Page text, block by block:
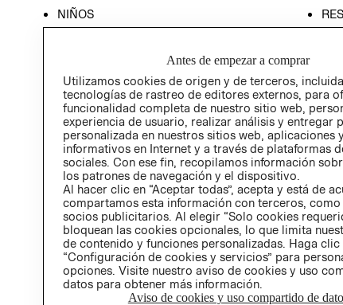
NIÑOS
Antes de empezar a comprar
Utilizamos cookies de origen y de terceros,
tecnologías de rastreo de editores externos, para
funcionalidad completa de nuestro sitio web,
experiencia de usuario, realizar análisis y entregar
personalizada en nuestros sitios web, aplicaciones
informativos en Internet y a través de plataformas
sociales. Con ese fin, recopilamos información
los patrones de navegación y el dispositivo.
Al hacer clic en “Aceptar todas”, acepta y está de
compartamos esta información con terceros, como
socios publicitarios. Al elegir “Solo cookies
bloquean las cookies opcionales, lo que limita
de contenido y funciones personalizadas. Haga clic
“Configuración de cookies y servicios” para
opciones. Visite nuestro aviso de cookies y uso
datos para obtener más información.
Aviso de cookies y uso compartido de